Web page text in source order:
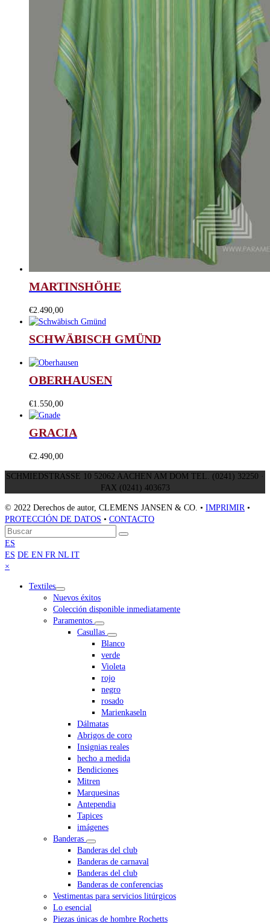
MARTINSHÖHE
€2.490,00
SCHWÄBISCH GMÜND
OBERHAUSEN
€1.550,00
GRACIA
€2.490,00
SCHMIEDSTRASSE 10 52062 AACHEN AM DOM TEL. (0241) 32250 ·
FAX (0241) 403673
© 2022 Derechos de autor, CLEMENS JANSEN & CO. • IMPRIMIR•
PROTECCIÓN DE DATOS • CONTACTO
Volver
arriba
Buscar
Enviar
ES
ES DE EN FR NL IT
×
menu
Textiles
Nuevos éxitos
Colección disponible inmediatamente
Paramentos
Casullas
Blanco
verde
Violeta
rojo
negro
rosado
Marienkaseln
Dálmatas
Abrigos de coro
Insignias reales
hecho a medida
Bendiciones
Mitren
Marquesinas
Antependia
Tapices
imágenes
Banderas
Banderas del club
Banderas de carnaval
Banderas del club
Banderas de conferencias
Vestimentas para servicios litúrgicos
Lo esencial
Piezas únicas de hombre Rochetts